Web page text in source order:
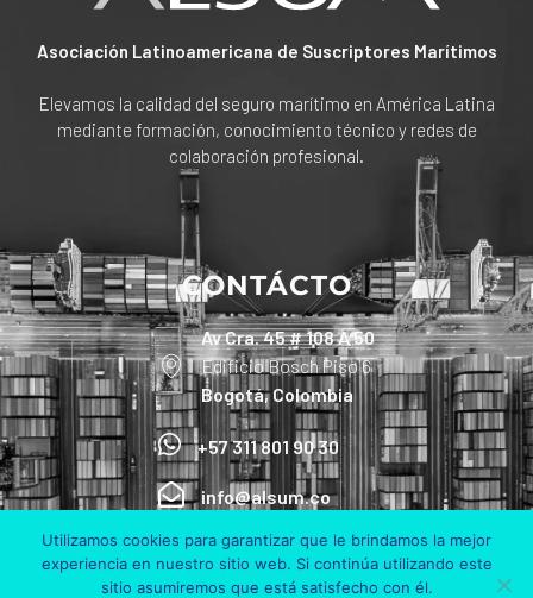
Asociación Latinoamericana de Suscriptores Marítimos
Elevamos la calidad del seguro marítimo en América Latina
mediante formación, conocimiento técnico y redes de
colaboración profesional.
CONTÁCTO
Av Cra. 45 # 108 A 50
Edificio Bosch Piso 6
Bogotá, Colombia
+57 311 801 90 30
info@alsum.co
Utilizamos cookies para garantizar que le brindamos la mejor
experiencia en nuestro sitio web. Si continúa utilizando este
sitio asumiremos que está satisfecho con él.